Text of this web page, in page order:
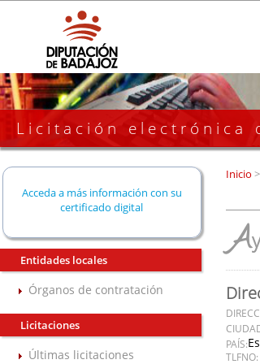
Licitación electrónica
Acceda a más información con su
certificado digital
Entidades locales
Órganos de contratación
Licitaciones
Últimas licitaciones
Inicio >
A
PAÍS:
TLFNO: